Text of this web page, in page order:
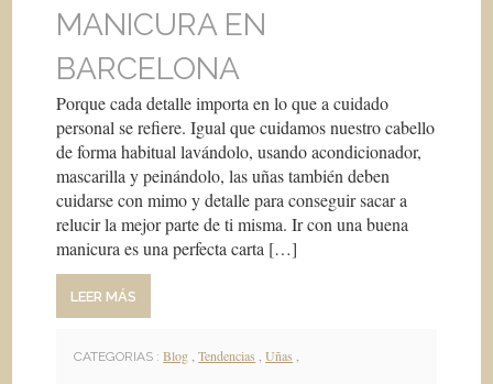
MANICURA EN
BARCELONA
Porque cada detalle importa en lo que a cuidado
personal se refiere. Igual que cuidamos nuestro cabello
de forma habitual lavándolo, usando acondicionador,
mascarilla y peinándolo, las uñas también deben
cuidarse con mimo y detalle para conseguir sacar a
relucir la mejor parte de ti misma. Ir con una buena
manicura es una perfecta carta […]
LEER MÁS
CATEGORIAS : Blog ,Tendencias ,Uñas